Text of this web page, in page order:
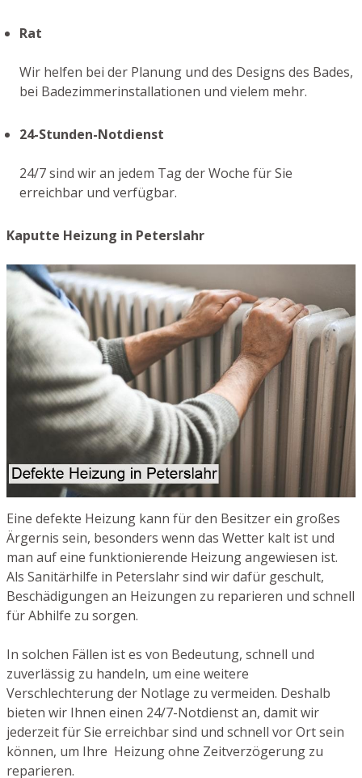
Rat
Wir helfen bei der Planung und des Designs des Bades,
bei Badezimmerinstallationen und vielem mehr.
24-Stunden-Notdienst
24/7 sind wir an jedem Tag der Woche für Sie
erreichbar und verfügbar.
Kaputte Heizung in Peterslahr
Eine defekte Heizung kann für den Besitzer ein großes
Ärgernis sein, besonders wenn das Wetter kalt ist und
man auf eine funktionierende Heizung angewiesen ist.
Als Sanitärhilfe in Peterslahr sind wir dafür geschult,
Beschädigungen an Heizungen zu reparieren und schnell
für Abhilfe zu sorgen.
In solchen Fällen ist es von Bedeutung, schnell und
zuverlässig zu handeln, um eine weitere
Verschlechterung der Notlage zu vermeiden. Deshalb
bieten wir Ihnen einen 24/7-Notdienst an, damit wir
jederzeit für Sie erreichbar sind und schnell vor Ort sein
können, um Ihre Heizung ohne Zeitverzögerung zu
reparieren.